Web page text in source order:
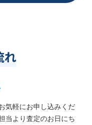
れ
気軽にお申し込みくだ
当より査定のお日にち